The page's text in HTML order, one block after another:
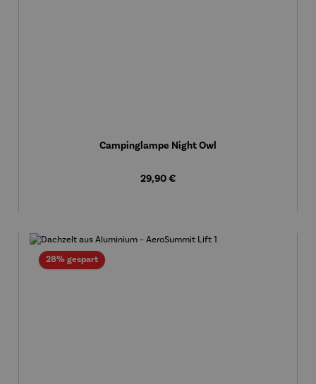
Campinglampe Night Owl
Regulärer Preis:
29,90 €
28% gespartRabatt